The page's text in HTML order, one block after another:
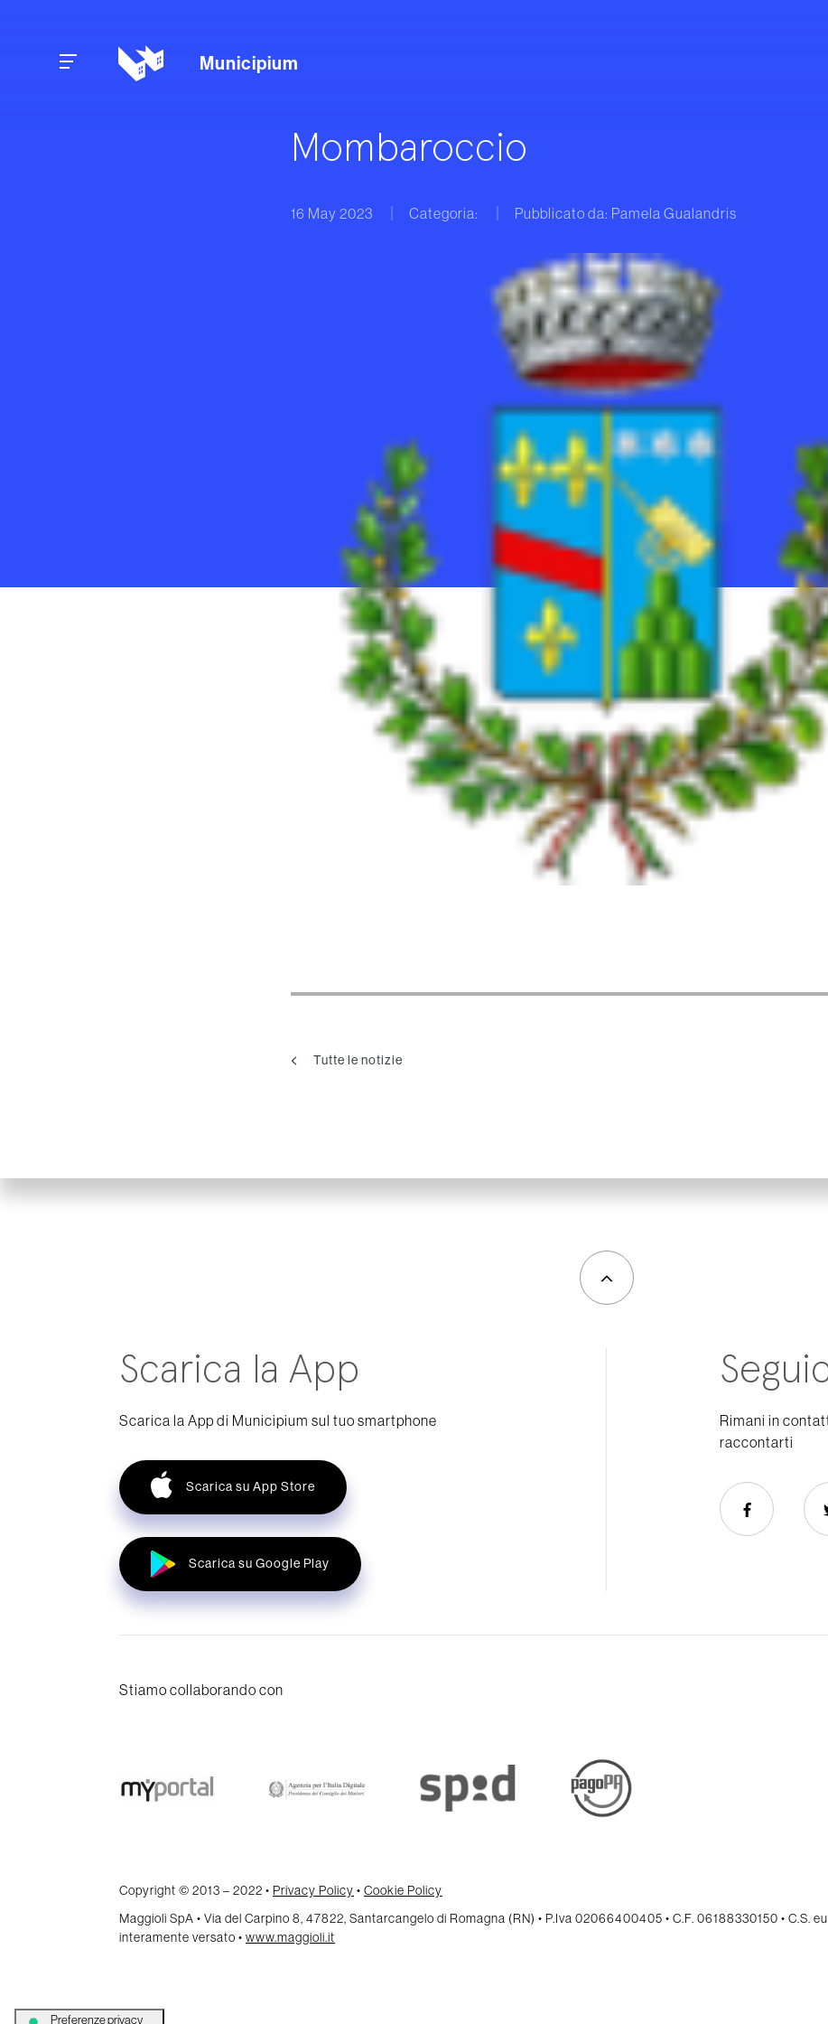
Municipium
Mombaroccio
16 May 2023 Categoria: Pubblicato da: Pamela Gualandris
Tutte le notizie
Scarica la App
Scarica la App di Municipium sul tuo smartphone
Scarica su App Store
Scarica su Google Play
Rimani in
raccontarti
Stiamo collaborando con
Copyright © 2013 – 2022 • Privacy Policy • Cookie Policy
Maggioli SpA • Via del Carpino 8, 47822, Santarcangelo di Romagna (RN) • P.Iva 02066400405 • C.F. 06188330150 • C.S.
interamente versato • www.maggioli.it